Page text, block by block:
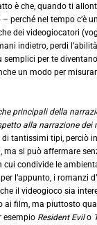
è che, quando ti
perché nel tempo c’è
dei videogiocatori
indietro, perdi
semplici per te
un modo per
principali della
alla narrazione dei
di tantissimi tipi, perciò
ma si può affermare
cui condivide le
l’appunto, i romanzi
il videogioco sia
ai film, ma piuttosto
esempio Resident Evilo